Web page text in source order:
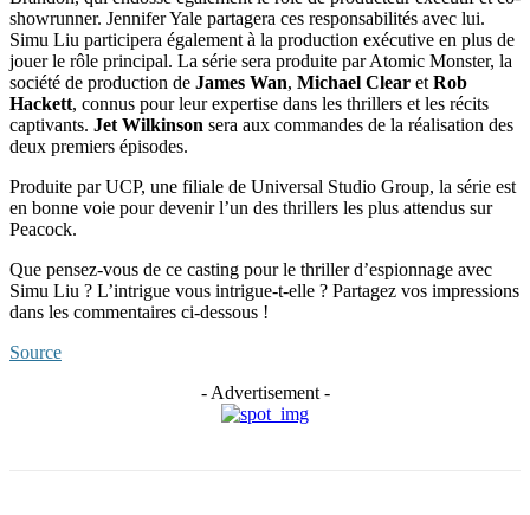
showrunner. Jennifer Yale partagera ces responsabilités avec lui.
Simu Liu participera également à la production exécutive en plus de
jouer le rôle principal. La série sera produite par Atomic Monster, la
société de production de James Wan, Michael Clear et Rob
Hackett, connus pour leur expertise dans les thrillers et les récits
captivants. Jet Wilkinson sera aux commandes de la réalisation des
deux premiers épisodes.
Produite par UCP, une filiale de Universal Studio Group, la série est
en bonne voie pour devenir l’un des thrillers les plus attendus sur
Peacock.
Que pensez-vous de ce casting pour le thriller d’espionnage avec
Simu Liu ? L’intrigue vous intrigue-t-elle ? Partagez vos impressions
dans les commentaires ci-dessous !
Source
- Advertisement -